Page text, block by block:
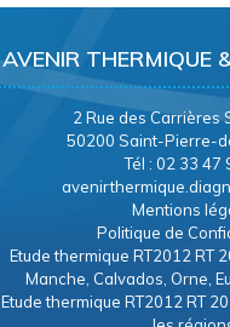
AVENIR THERMIQUE
2 Rue des Carrières
50200 Saint-Pierre-
Tél : 02 33 47
Mentions
Politique de
Etude thermique RT2012 RT
Manche, Calvados, Orne,
Etude thermique RT2012 RT